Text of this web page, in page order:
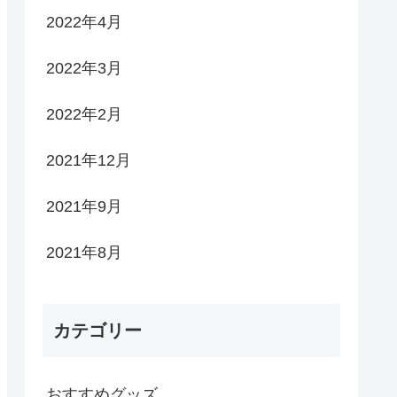
2022年4月
2022年3月
2022年2月
2021年12月
2021年9月
2021年8月
カテゴリー